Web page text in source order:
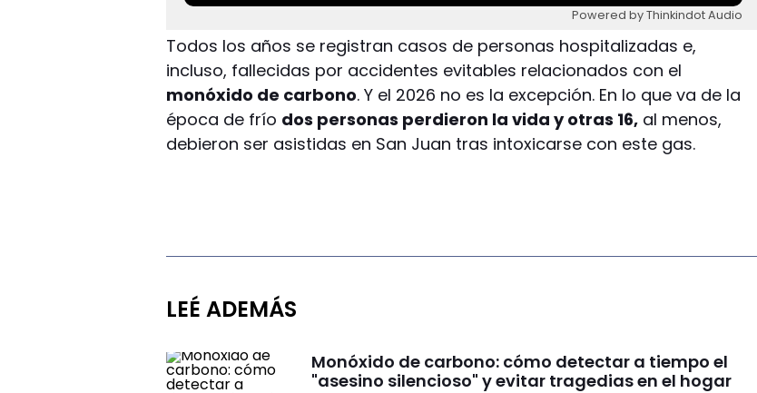
Powered by Thinkindot Audio
Todos los años se registran casos de personas hospitalizadas e,
incluso, fallecidas por accidentes evitables relacionados con el
monóxido de carbono. Y el 2026 no es la excepción. En lo que va de la
época de frío dos personas perdieron la vida y otras 16, al menos,
debieron ser asistidas en San Juan tras intoxicarse con este gas.
LEÉ ADEMÁS
Monóxido de carbono: cómo detectar a tiempo el
"asesino silencioso" y evitar tragedias en el hogar